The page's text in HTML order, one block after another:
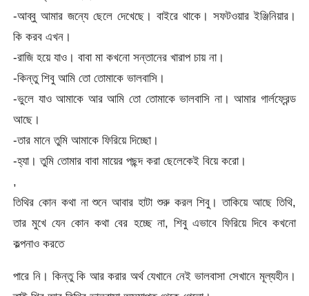
-আব্বু আমার জন্যে ছেলে দেখেছে। বাইরে থাকে। সফটওয়ার ইঞ্জিনিয়ার।
কি করব এখন।
-রাজি হয়ে যাও। বাবা মা কখনো সন্তানের খারাপ চায় না।
-কিন্তু শিবু আমি তো তোমাকে ভালবাসি।
-ভুলে যাও আমাকে আর আমি তো তোমাকে ভালবাসি না। আমার গার্লফ্রেন্ড
আছে।
-তার মানে তুমি আমাকে ফিরিয়ে দিচ্ছো।
-হ্যা। তুমি তোমার বাবা মায়ের পছন্দ করা ছেলেকেই বিয়ে করো।
,
তিথির কোন কথা না শুনে আবার হাটা শুরু করল শিবু। তাকিয়ে আছে তিথি,
তার মুখে যেন কোন কথা বের হচ্ছে না, শিবু এভাবে ফিরিয়ে দিবে কখনো
কল্পনাও করতে
পারে নি। কিন্তু কি আর করার অর্থ যেখানে নেই ভালবাসা সেখানে মূল্যহীন।